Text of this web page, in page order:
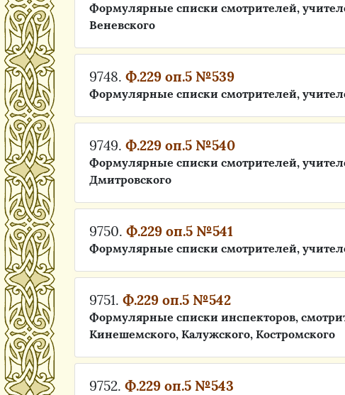
Формулярные списки смотрителей,
Веневского
9748. Ф.229 оп.5 №539
Формулярные списки смотрителей,
9749. Ф.229 оп.5 №540
Формулярные списки смотрителей,
Дмитровского
9750. Ф.229 оп.5 №541
Формулярные списки смотрителей,
9751. Ф.229 оп.5 №542
Формулярные списки инспекторов,
Кинешемского, Калужского, Костромского
9752. Ф.229 оп.5 №543